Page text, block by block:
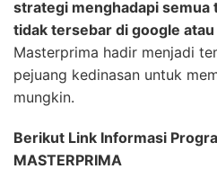
strategi menghadapi semua
tidak tersebar di google
Masterprima hadir menjadi
pejuang kedinasan untuk
mungkin.
Berikut Link Informasi
MASTERPRIMA